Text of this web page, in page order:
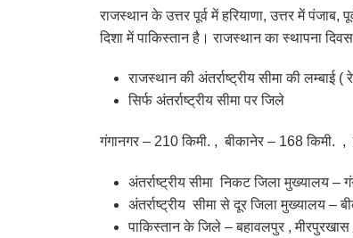
राजस्थान के उत्तर पूर्व में हरियाणा, उत्तर में पंजाब,
दिशा में पाकिस्तान है। राजस्थान का स्थापना
राजस्थान की अंतर्राष्ट्रीय सीमा की
सिर्फ अंतर्राष्ट्रीय सीमा पर जिले
गंगानगर – 210 किमी. , बीकानेर – 168 किमी.
अंतर्राष्ट्रीय सीमा निकट जिला मुख्यालय –
अंतर्राष्ट्रीय सीमा से दूर जिला मुख्यालय –
पाकिस्तान के जिले – बहावलपुर ,